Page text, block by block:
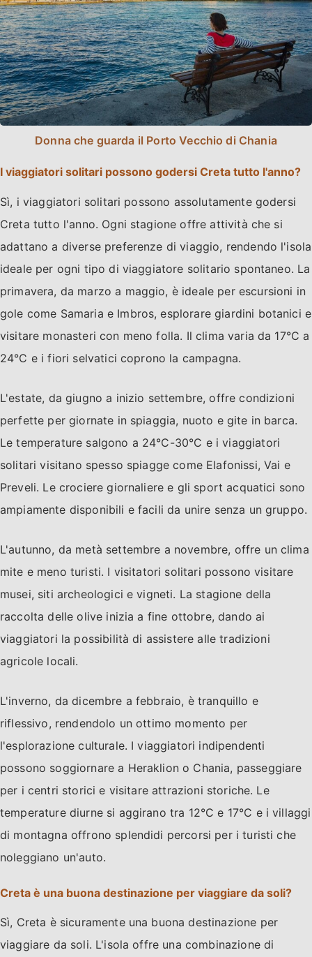
Donna che guarda il Porto Vecchio di Chania
I viaggiatori solitari possono godersi Creta tutto l'anno?
Sì, i viaggiatori solitari possono assolutamente godersi
Creta tutto l'anno. Ogni stagione offre attività che si
adattano a diverse preferenze di viaggio, rendendo l'isola
ideale per ogni tipo di viaggiatore solitario spontaneo. La
primavera, da marzo a maggio, è ideale per escursioni in
gole come Samaria e Imbros, esplorare giardini botanici e
visitare monasteri con meno folla. Il clima varia da 17°C a
24°C e i fiori selvatici coprono la campagna.
L'estate, da giugno a inizio settembre, offre condizioni
perfette per giornate in spiaggia, nuoto e gite in barca.
Le temperature salgono a 24°C-30°C e i viaggiatori
solitari visitano spesso spiagge come Elafonissi, Vai e
Preveli. Le crociere giornaliere e gli sport acquatici sono
ampiamente disponibili e facili da unire senza un gruppo.
L'autunno, da metà settembre a novembre, offre un clima
mite e meno turisti. I visitatori solitari possono visitare
musei, siti archeologici e vigneti. La stagione della
raccolta delle olive inizia a fine ottobre, dando ai
viaggiatori la possibilità di assistere alle tradizioni
agricole locali.
L'inverno, da dicembre a febbraio, è tranquillo e
riflessivo, rendendolo un ottimo momento per
l'esplorazione culturale. I viaggiatori indipendenti
possono soggiornare a Heraklion o Chania, passeggiare
per i centri storici e visitare attrazioni storiche. Le
temperature diurne si aggirano tra 12°C e 17°C e i villaggi
di montagna offrono splendidi percorsi per i turisti che
noleggiano un'auto.
Creta è una buona destinazione per viaggiare da soli?
Sì, Creta è sicuramente una buona destinazione per
viaggiare da soli. L'isola offre una combinazione di